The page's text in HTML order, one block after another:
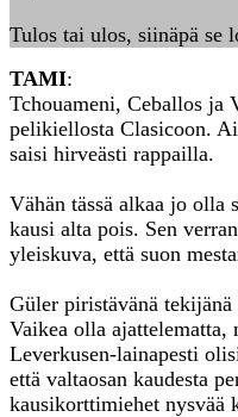
Tulos tai ulos, siinäpä se
TAMI:
Tchouameni, Ceballos ja
pelikiellosta Clasicoon.
saisi hirveästi rappailla.
Vähän tässä alkaa jo olla
kausi alta pois. Sen
yleiskuva, että suon
Güler piristävänä
Vaikea olla
Leverkusen-lainapesti
että valtaosan kaudesta
kausikorttimiehet nysvää